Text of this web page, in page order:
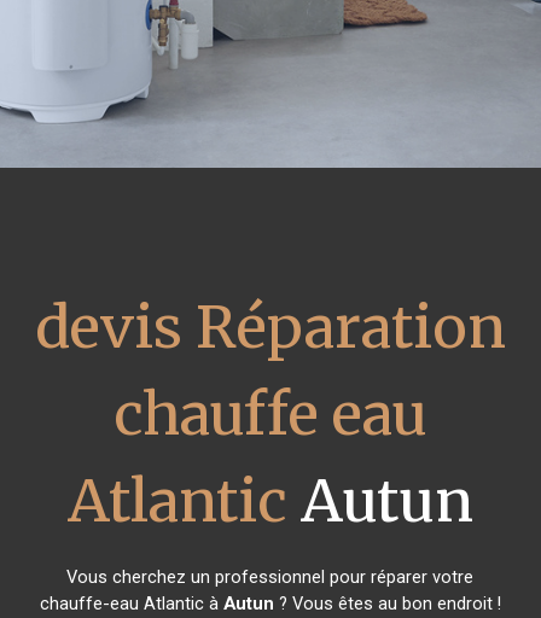
devis Réparation
chauffe eau
Atlantic Autun
Vous cherchez un professionnel pour réparer votre
chauffe-eau Atlantic à Autun ? Vous êtes au bon endroit !